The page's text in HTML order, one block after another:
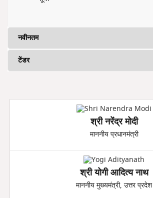
नवीनतम
टेंडर
श्री नरेंद्र मोदी
माननीय प्रधानमंत्री
श्री योगी आदित्य नाथ
माननीय मुख्यमंत्री, उत्तर प्रदेश